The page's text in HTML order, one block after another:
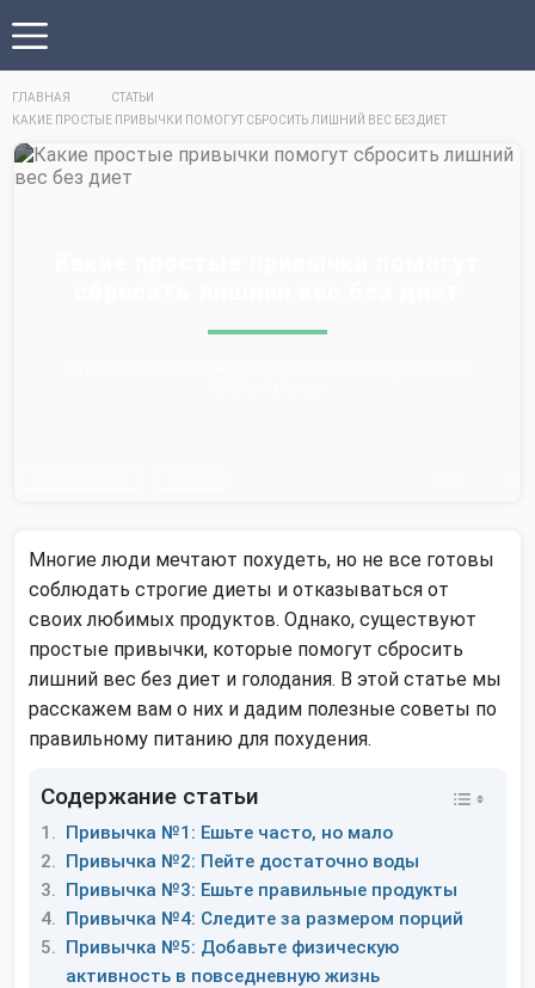
ГЛАВНАЯ
СТАТЬИ
КАКИЕ ПРОСТЫЕ ПРИВЫЧКИ ПОМОГУТ СБРОСИТЬ ЛИШНИЙ ВЕС БЕЗ ДИЕТ
Многие люди мечтают похудеть, но не все готовы
соблюдать строгие диеты и отказываться от
своих любимых продуктов. Однако, существуют
простые привычки, которые помогут сбросить
лишний вес без диет и голодания. В этой статье мы
расскажем вам о них и дадим полезные советы по
правильному питанию для похудения.
Содержание статьи
Привычка №1: Ешьте часто, но мало
Привычка №2: Пейте достаточно воды
Привычка №3: Ешьте правильные продукты
Привычка №4: Следите за размером порций
Привычка №5: Добавьте физическую
активность в повседневную жизнь